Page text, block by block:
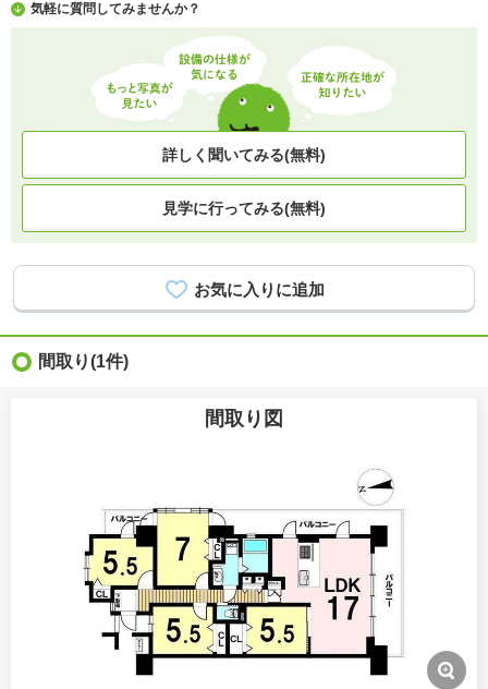
気軽に質問してみませんか？
詳しく聞いてみる(無料)
見学に行ってみる(無料)
間取り(1件)
間取り図